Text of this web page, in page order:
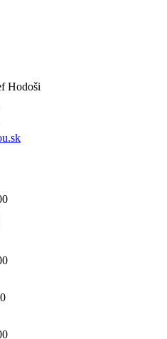
Hodoši